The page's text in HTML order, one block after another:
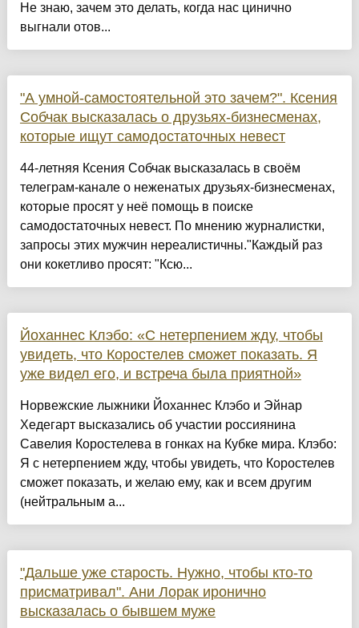
Не знаю, зачем это делать, когда нас цинично
выгнали отов...
"А умной-самостоятельной это зачем?". Ксения
Собчак высказалась о друзьях-бизнесменах,
которые ищут самодостаточных невест
44-летняя Ксения Собчак высказалась в своём
телеграм-канале о неженатых друзьях-бизнесменах,
которые просят у неё помощь в поиске
самодостаточных невест. По мнению журналистки,
запросы этих мужчин нереалистичны."Каждый раз
они кокетливо просят: "Ксю...
Йоханнес Клэбо: «С нетерпением жду, чтобы
увидеть, что Коростелев сможет показать. Я
уже видел его, и встреча была приятной»
Норвежские лыжники Йоханнес Клэбо и Эйнар
Хедегарт высказались об участии россиянина
Савелия Коростелева в гонках на Кубке мира. Клэбо:
Я с нетерпением жду, чтобы увидеть, что Коростелев
сможет показать, и желаю ему, как и всем другим
(нейтральным а...
"Дальше уже старость. Нужно, чтобы кто-то
присматривал". Ани Лорак иронично
высказалась о бывшем муже